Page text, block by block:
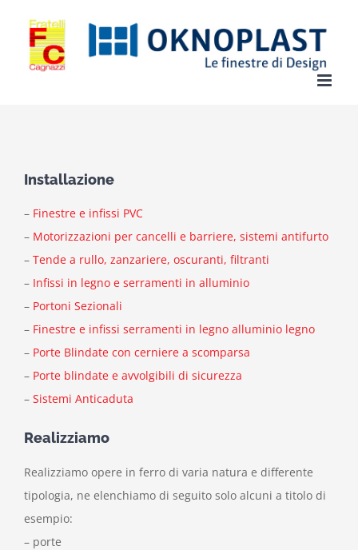
contenuto
Installazione
– Finestre e infissi PVC
– Motorizzazioni per cancelli e barriere, sistemi antifurto
– Tende a rullo, zanzariere, oscuranti, filtranti
– Infissi in legno e serramenti in alluminio
– Portoni Sezionali
– Finestre e infissi serramenti in legno alluminio legno
– Porte Blindate con cerniere a scomparsa
– Porte blindate e avvolgibili di sicurezza
– Sistemi Anticaduta
Realizziamo
Realizziamo opere in ferro di varia natura e differente
tipologia, ne elenchiamo di seguito solo alcuni a titolo di
esempio:
– porte